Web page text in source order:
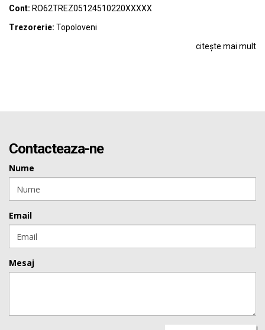
Cont: RO62TREZ05124510220XXXXX
Trezorerie: Topoloveni
citește mai mult
Contacteaza-ne
Nume
Email
Mesaj